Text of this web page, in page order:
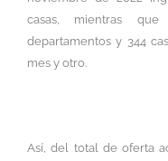
casas, mientras
departamentos y 344
mes y otro.
Así, del total de oferta